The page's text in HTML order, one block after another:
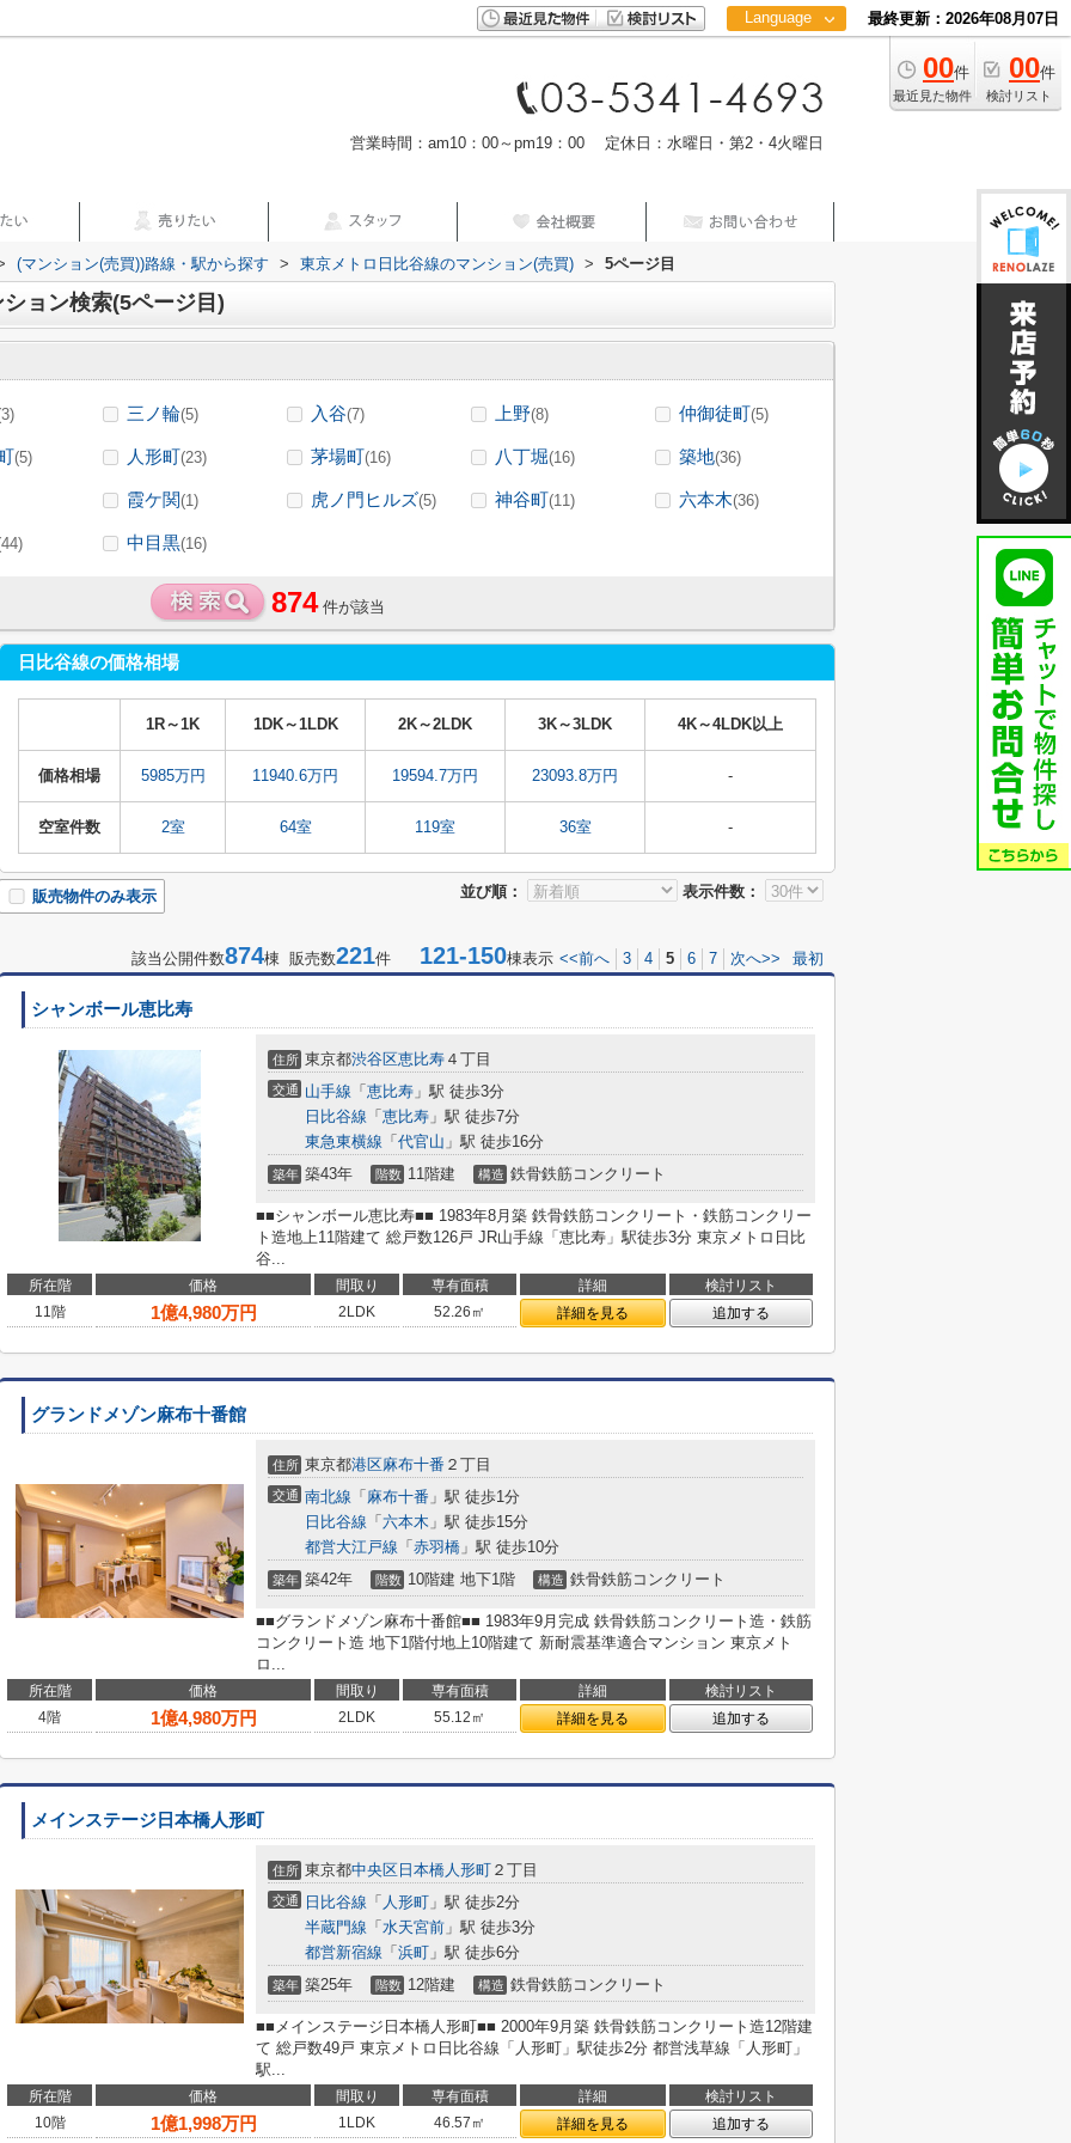
Language
中文
最終更新：2026年08月07日
00件
最近見た物件
00件
検討リスト
営業時間：am10：00～pm19：00 定休日：水曜日・第2・4火曜日
(マンション(売買))路線・駅から探す > 東京メトロ日比谷線のマンション(売買) > 5ページ目
ョン検索(5ページ目)
三ノ輪(5) 入谷(7) 上野(8) 仲御徒町(5)
(5) 人形町(23) 茅場町(16) 八丁堀(16) 築地(36)
霞ケ関(1) 虎ノ門ヒルズ(5) 神谷町(11) 六本木(36)
中目黒(16)
874 件が該当
日比谷線の価格相場
1R～1K 1DK～1LDK 2K～2LDK 3K～3LDK 4K～4LDK以上
価格相場 5985万円 11940.6万円 19594.7万円 23093.8万円 -
空室件数 2室 64室 119室 36室 -
並び順： 表示件数：
販売物件のみ表示
該当公開件数874棟 販売数221件 121-150棟表示 <<前へ 3 4 5 6 7 次へ>> 最初
シャンボール恵比寿
住所 東京都渋谷区恵比寿 ４丁目
交通 山手線 「 恵比寿 」駅 徒歩3分
日比谷線 「 恵比寿 」駅 徒歩7分
東急東横線 「 代官山 」駅 徒歩16分
築年 築43年 階数 11階建 構造 鉄骨鉄筋コンクリート
■■シャンボール恵比寿■■ 1983年8月築 鉄骨鉄筋コンクリート・鉄筋コンクリー
ト造地上11階建て 総戸数126戸 JR山手線「恵比寿」駅徒歩3分 東京メトロ日比
谷...
所在階 価格 間取り 専有面積 詳細
検討リスト
11階
1億4,980万円 2LDK 52.26㎡ 詳細を見る 追加する
グランドメゾン麻布十番館
住所 東京都港区麻布十番 ２丁目
交通 南北線 「 麻布十番 」駅 徒歩1分
日比谷線 「 六本木 」駅 徒歩15分
都営大江戸線 「 赤羽橋 」駅 徒歩10分
築年 築42年 階数 10階建 地下1階 構造 鉄骨鉄筋コンクリート
■■グランドメゾン麻布十番館■■ 1983年9月完成 鉄骨鉄筋コンクリート造・鉄筋
コンクリート造 地下1階付地上10階建て 新耐震基準適合マンション 東京メト
ロ...
所在階 価格 間取り 専有面積 詳細
検討リスト
4階
1億4,980万円 2LDK 55.12㎡ 詳細を見る 追加する
メインステージ日本橋人形町
住所 東京都中央区 日本橋人形町 ２丁目
交通 日比谷線 「 人形町 」駅 徒歩2分
半蔵門線 「 水天宮前 」駅 徒歩3分
都営新宿線 「 浜町 」駅 徒歩6分
築年 築25年 階数 12階建 構造 鉄骨鉄筋コンクリート
■■メインステージ日本橋人形町■■ 2000年9月築 鉄骨鉄筋コンクリート造12階建
て 総戸数49戸 東京メトロ日比谷線「人形町」駅徒歩2分 都営浅草線「人形町」
駅...
所在階 価格 間取り 専有面積 詳細
検討リスト
10階
1億1,998万円 1LDK 46.57㎡ 詳細を見る 追加する